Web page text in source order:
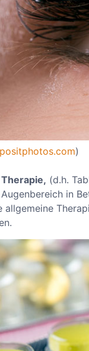
)
(d.h.
in